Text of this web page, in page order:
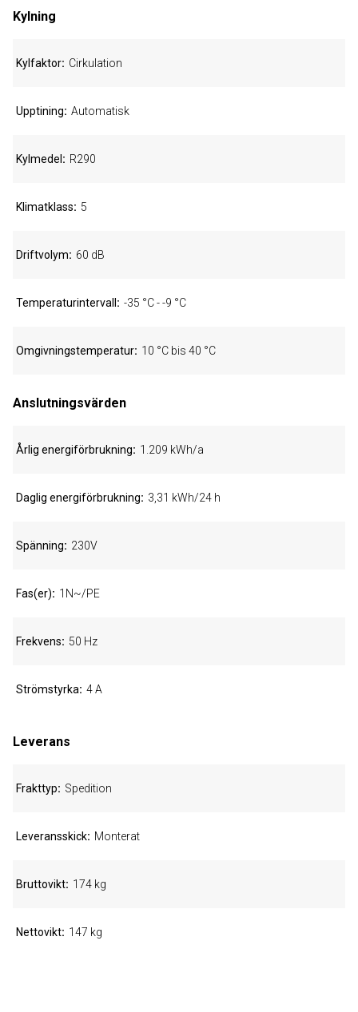
Kylning
Kylfaktor Cirkulation
Upptining Automatisk
Kylmedel R290
Klimatklass 5
Driftvolym 60 dB
Temperaturintervall -35 °C - -9 °C
Omgivningstemperatur 10 °C bis 40 °C
Anslutningsvärden
Årlig energiförbrukning 1.209 kWh/a
Daglig energiförbrukning 3,31 kWh/24 h
Spänning 230V
Fas(er) 1N~/PE
Frekvens 50 Hz
Strömstyrka 4 A
Leverans
Frakttyp Spedition
Leveransskick Monterat
Bruttovikt 174 kg
Nettovikt 147 kg